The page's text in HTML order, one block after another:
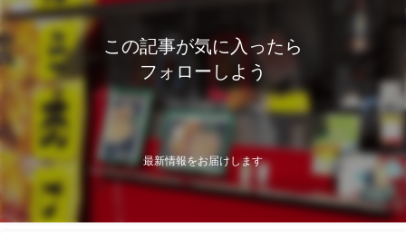
この記事が気に入ったら
フォローしよう
最新情報をお届けします